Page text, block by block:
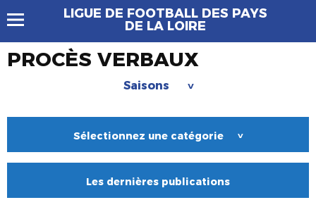
LIGUE DE FOOTBALL DES PAYS
DE LA LOIRE
PROCÈS VERBAUX
Saisons >
Sélectionnez une catégorie >
Les dernières publications